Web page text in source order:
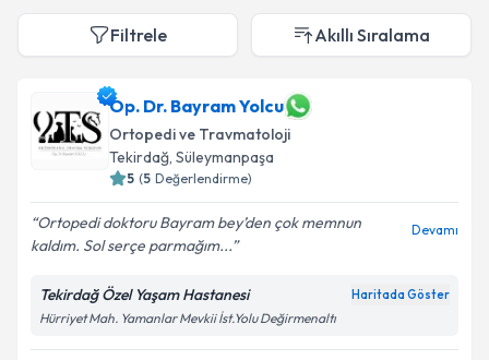
Filtrele Akıllı Sıralama
Op. Dr. Bayram Yolcu
Ortopedi ve Travmatoloji
Tekirdağ, Süleymanpaşa
5 (5 Değerlendirme)
Ortopedi doktoru Bayram bey’den çok memnun
kaldım. Sol serçe parmağım...
Devamı
Tekirdağ Özel Yaşam Hastanesi Haritada Göster
Hürriyet Mah. Yamanlar Mevkii İst.Yolu Değirmenaltı